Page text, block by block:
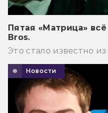
Пятая «Матрица»
Bros.
Это стало известно
Новости